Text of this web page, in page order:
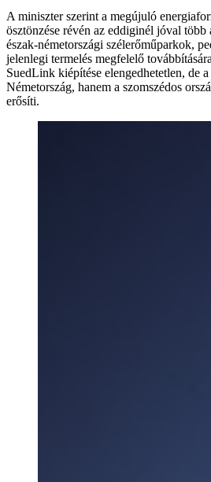
A miniszter szerint a megújuló
ösztönzése révén az eddiginél jóval több
észak-németországi szélerőműparkok,
jelenlegi termelés megfelelő
SuedLink kiépítése elengedhetetlen, de
Németország, hanem a szomszédos
erősíti.